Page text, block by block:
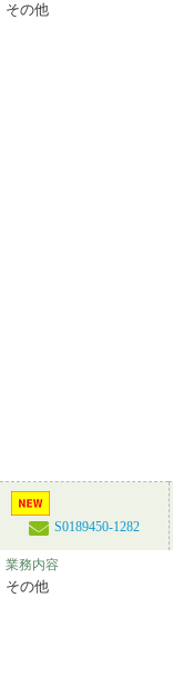
その他
S0189450-1282
業務内容
その他